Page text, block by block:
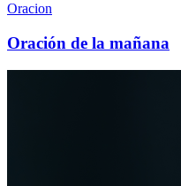
Oracion
Oración de la mañana